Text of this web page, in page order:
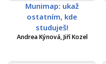
Munimap: ukaž
ostatním, kde
studuješ!
Andrea Kýnová, Jiří Kozel